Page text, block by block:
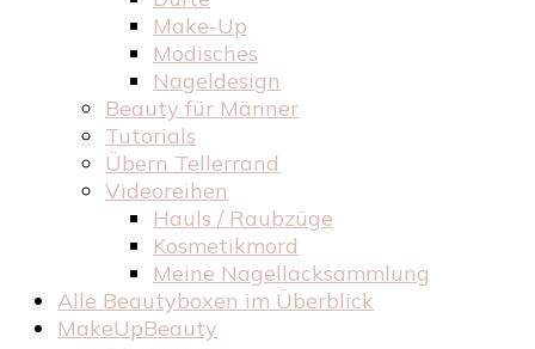
Make-Up
Modisches
Nageldesign
Beauty für Männer
Tutorials
Übern Tellerrand
Videoreihen
Hauls / Raubzüge
Kosmetikmord
Meine Nagellacksammlung
Alle Beautyboxen im Überblick
MakeUpBeauty